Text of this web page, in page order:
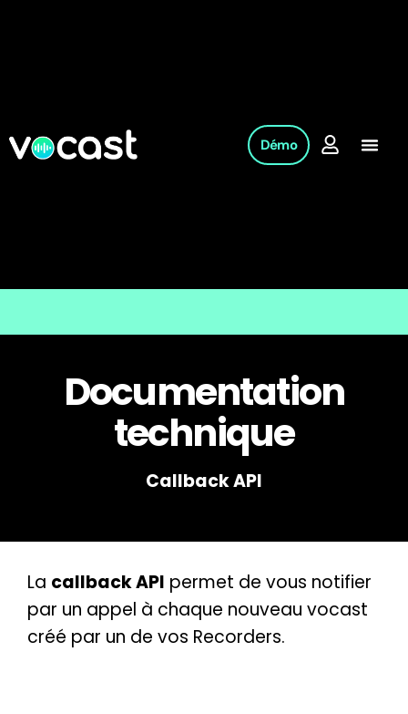
Démo
Documentation
technique
Callback API
La callback API permet de vous notifier
par un appel à chaque nouveau vocast
créé par un de vos Recorders.